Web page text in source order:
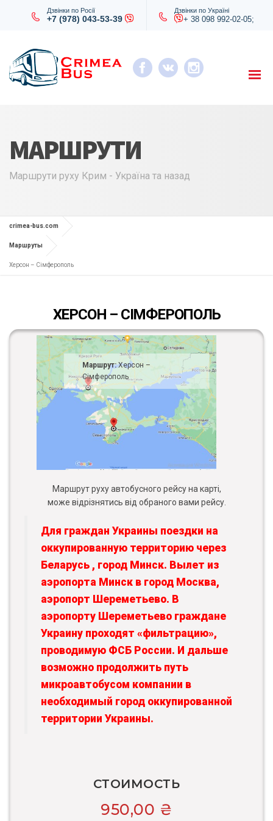
Дзвінки по Росії
+7 (978) 043-53-39
Дзвінки по Україні
+ 38 098 992-02-05;
МАРШРУТИ
Маршрути руху Крим - Україна та назад
crimea-bus.com
Маршруты
Херсон – Сімферополь
ХЕРСОН – СІМФЕРОПОЛЬ
Маршрут:Херсон –
Сімферополь
Маршрут руху автобусного рейсу на карті,
може відрізнятись від обраного вами рейсу.
Для граждан Украины поездки на
оккупированную территорию через
Беларусь , город Минск. Вылет из
аэропорта Минск в город Москва,
аэропорт Шереметьево. В
аэропорту Шереметьево граждане
Украину проходят «фильтрацию»,
проводимую ФСБ России. И дальше
возможно продолжить путь
микроавтобусом компании в
необходимый город оккупированной
территории Украины.
СТОИМОСТЬ
950,00 ₴